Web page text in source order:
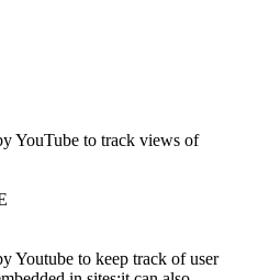
YouTube to track views of
Youtube to keep track of user